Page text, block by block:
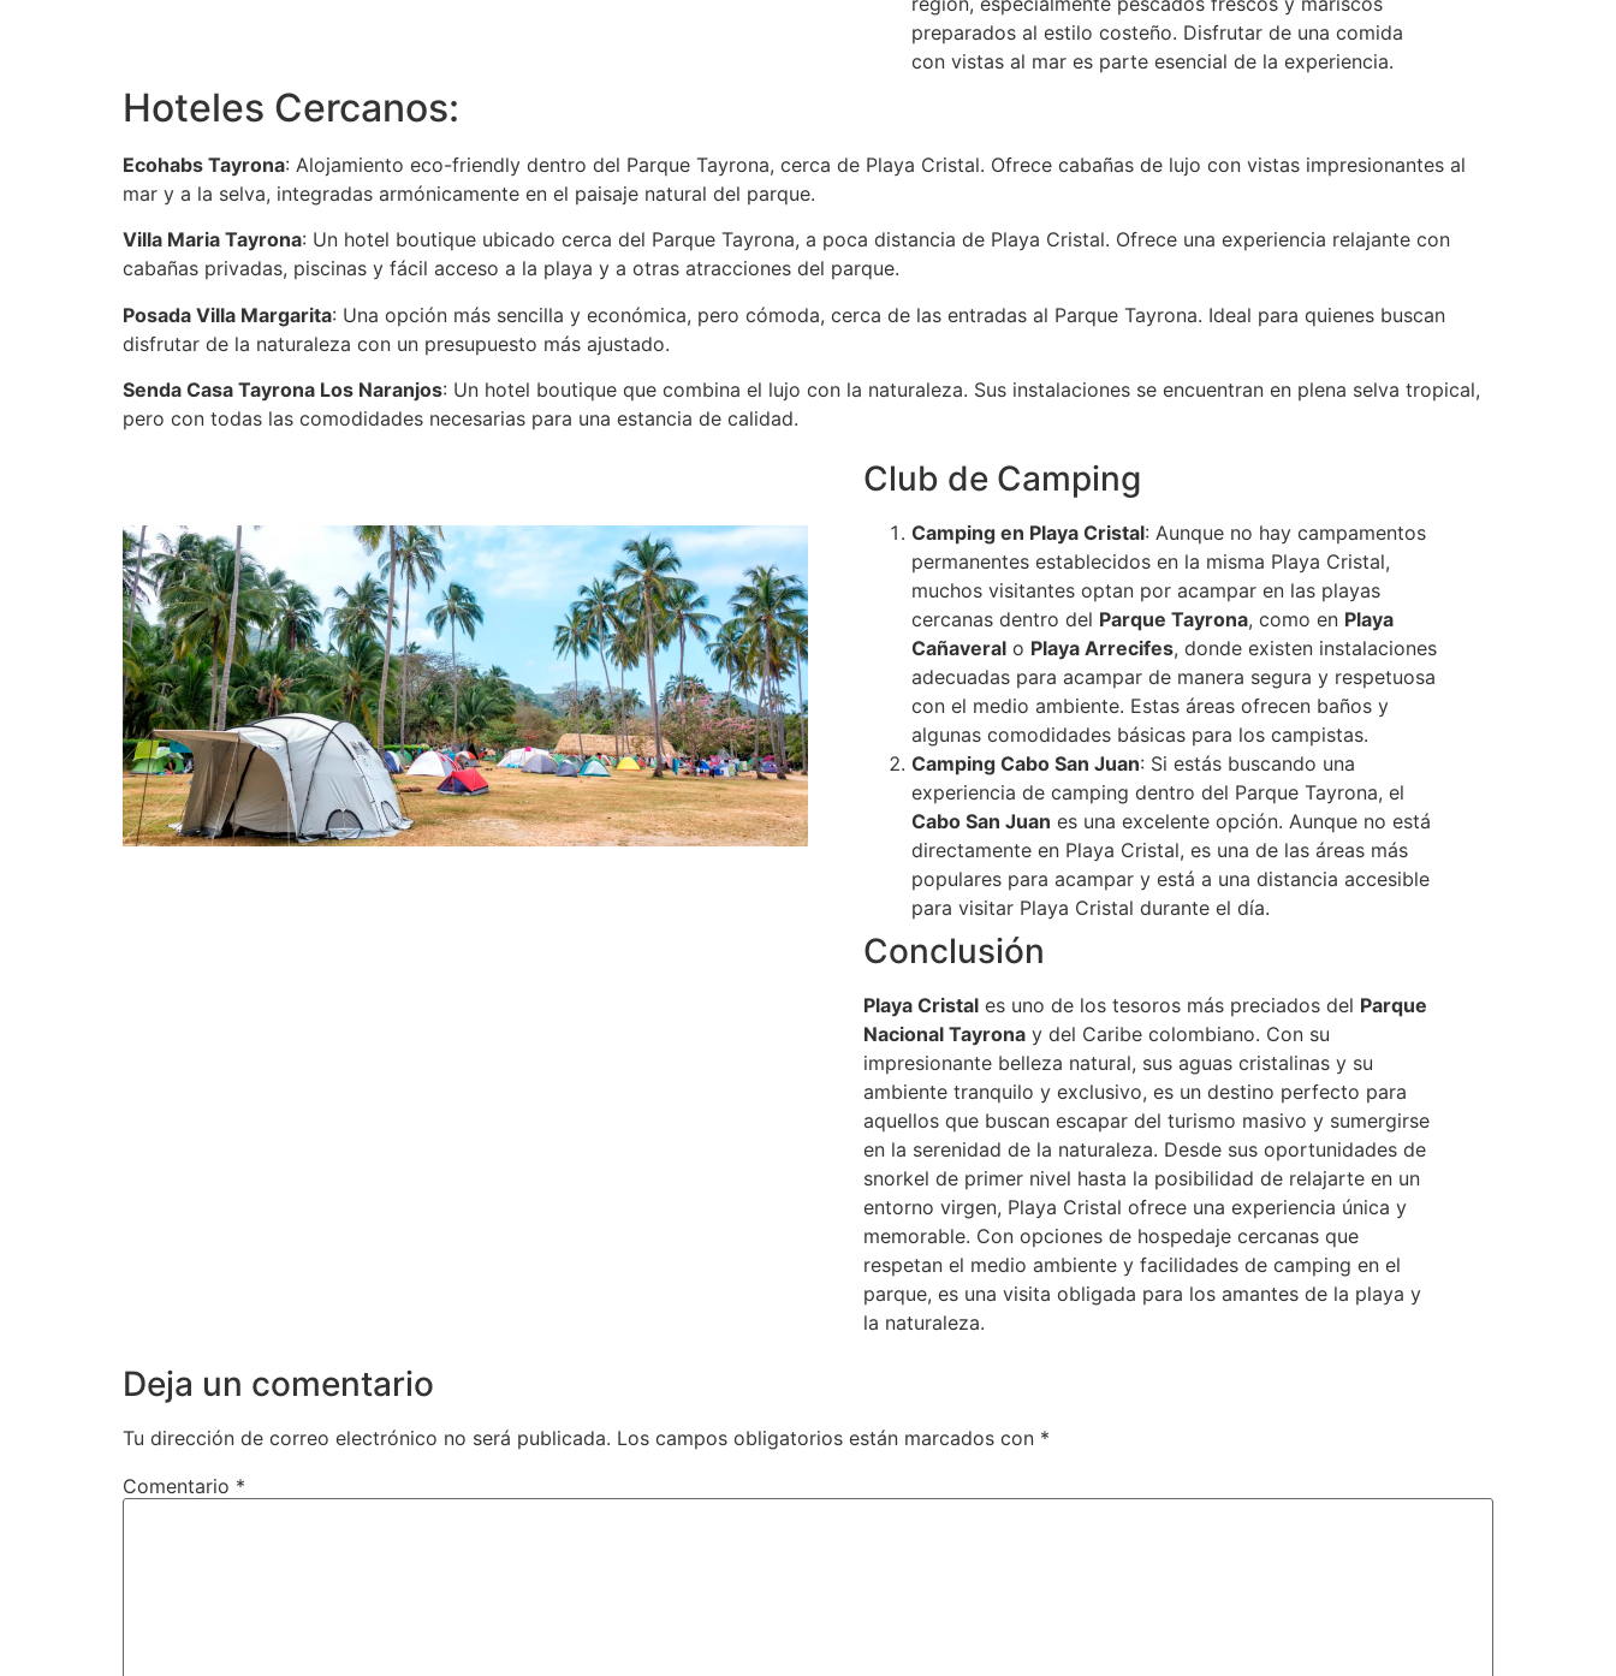
preparados al estilo costeño. Disfrutar de una comida
con vistas al mar es parte esencial de la experiencia.
Hoteles Cercanos:
Ecohabs Tayrona: Alojamiento eco-friendly dentro del Parque Tayrona, cerca de Playa Cristal. Ofrece cabañas de lujo con vistas impresionantes al
mar y a la selva, integradas armónicamente en el paisaje natural del parque.
Villa Maria Tayrona: Un hotel boutique ubicado cerca del Parque Tayrona, a poca distancia de Playa Cristal. Ofrece una experiencia relajante con
cabañas privadas, piscinas y fácil acceso a la playa y a otras atracciones del parque.
Posada Villa Margarita: Una opción más sencilla y económica, pero cómoda, cerca de las entradas al Parque Tayrona. Ideal para quienes buscan
disfrutar de la naturaleza con un presupuesto más ajustado.
Senda Casa Tayrona Los Naranjos: Un hotel boutique que combina el lujo con la naturaleza. Sus instalaciones se encuentran en plena selva tropical,
pero con todas las comodidades necesarias para una estancia de calidad.
Club de Camping
Camping en Playa Cristal: Aunque no hay campamentos
permanentes establecidos en la misma Playa Cristal,
muchos visitantes optan por acampar en las playas
cercanas dentro del Parque Tayrona, como en Playa
Cañaveralo Playa Arrecifes, donde existen instalaciones
adecuadas para acampar de manera segura y respetuosa
con el medio ambiente. Estas áreas ofrecen baños y
algunas comodidades básicas para los campistas.
Camping Cabo San Juan: Si estás buscando una
experiencia de camping dentro del Parque Tayrona, el
Cabo San Juan es una excelente opción. Aunque no está
directamente en Playa Cristal, es una de las áreas más
populares para acampar y está a una distancia accesible
para visitar Playa Cristal durante el día.
Conclusión
Playa Cristales uno de los tesoros más preciados del Parque
Nacional Tayronay del Caribe colombiano. Con su
impresionante belleza natural, sus aguas cristalinas y su
ambiente tranquilo y exclusivo, es un destino perfecto para
aquellos que buscan escapar del turismo masivo y sumergirse
en la serenidad de la naturaleza. Desde sus oportunidades de
snorkel de primer nivel hasta la posibilidad de relajarte en un
entorno virgen, Playa Cristal ofrece una experiencia única y
memorable. Con opciones de hospedaje cercanas que
respetan el medio ambiente y facilidades de camping en el
parque, es una visita obligada para los amantes de la playa y
la naturaleza.
Deja un comentario
Tu dirección de correo electrónico no será publicada. Los campos obligatorios están marcados con *
Comentario *